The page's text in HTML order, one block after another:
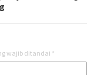
wajib ditandai *